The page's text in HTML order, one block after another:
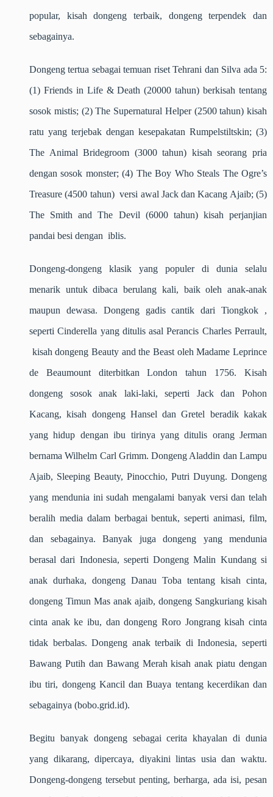
popular, kisah dongeng terbaik, dongeng terpendek dan
sebagainya.
Dongeng tertua sebagai temuan riset Tehrani dan Silva ada 5:
(1) Friends in Life & Death (20000 tahun) berkisah tentang
sosok mistis; (2) The Supernatural Helper (2500 tahun) kisah
ratu yang terjebak dengan kesepakatan Rumpelstiltskin; (3)
The Animal Bridegroom (3000 tahun) kisah seorang pria
dengan sosok monster; (4) The Boy Who Steals The Ogre’s
Treasure (4500 tahun) versi awal Jack dan Kacang Ajaib; (5)
The Smith and The Devil (6000 tahun) kisah perjanjian
pandai besi dengan iblis.
Dongeng-dongeng klasik yang populer di dunia selalu
menarik untuk dibaca berulang kali, baik oleh anak-anak
maupun dewasa. Dongeng gadis cantik dari Tiongkok ,
seperti Cinderella yang ditulis asal Perancis Charles Perrault,
kisah dongeng Beauty and the Beast oleh Madame Leprince
de Beaumount diterbitkan London tahun 1756. Kisah
dongeng sosok anak laki-laki, seperti Jack dan Pohon
Kacang, kisah dongeng Hansel dan Gretel beradik kakak
yang hidup dengan ibu tirinya yang ditulis orang Jerman
bernama Wilhelm Carl Grimm. Dongeng Aladdin dan Lampu
Ajaib, Sleeping Beauty, Pinocchio, Putri Duyung. Dongeng
yang mendunia ini sudah mengalami banyak versi dan telah
beralih media dalam berbagai bentuk, seperti animasi, film,
dan sebagainya. Banyak juga dongeng yang mendunia
berasal dari Indonesia, seperti Dongeng Malin Kundang si
anak durhaka, dongeng Danau Toba tentang kisah cinta,
dongeng Timun Mas anak ajaib, dongeng Sangkuriang kisah
cinta anak ke ibu, dan dongeng Roro Jongrang kisah cinta
tidak berbalas. Dongeng anak terbaik di Indonesia, seperti
Bawang Putih dan Bawang Merah kisah anak piatu dengan
ibu tiri, dongeng Kancil dan Buaya tentang kecerdikan dan
sebagainya (bobo.grid.id).
Begitu banyak dongeng sebagai cerita khayalan di dunia
yang dikarang, dipercaya, diyakini lintas usia dan waktu.
Dongeng-dongeng tersebut penting, berharga, ada isi, pesan